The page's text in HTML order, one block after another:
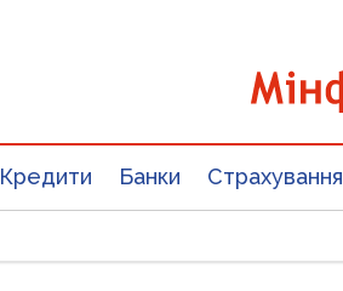
Кредити Банки Страхування